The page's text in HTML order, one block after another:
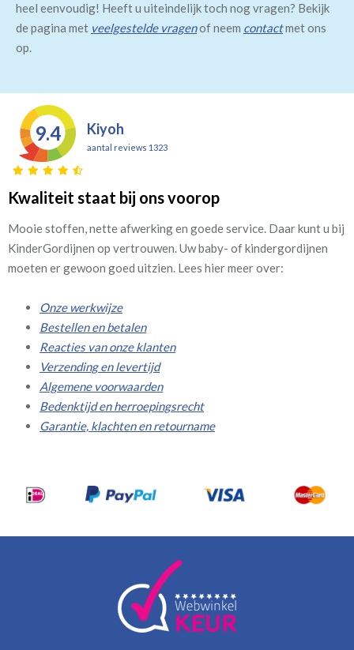
heel eenvoudig! Heeft u uiteindelijk toch nog vragen? Bekijk
de pagina met veelgestelde vragenof neem contactmet ons
op.
9.4 Kiyoh
aantal reviews 1323
Kwaliteit staat bij ons voorop
Mooie stoffen, nette afwerking en goede service. Daar kunt u bij
KinderGordijnen op vertrouwen. Uw baby- of kindergordijnen
moeten er gewoon goed uitzien. Lees hier meer over:
Onze werkwijze
Bestellen en betalen
Reacties van onze klanten
Verzending en levertijd
Algemene voorwaarden
Bedenktijd en herroepingsrecht
Garantie, klachten en retourname